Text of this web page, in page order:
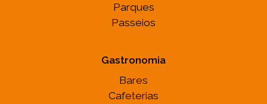
Parques
Passeios
Gastronomia
Bares
Cafeterias